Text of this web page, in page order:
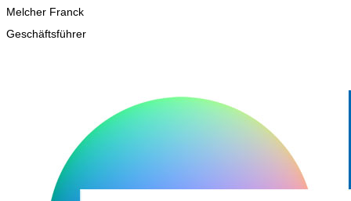
Melcher Franck
Geschäftsführer